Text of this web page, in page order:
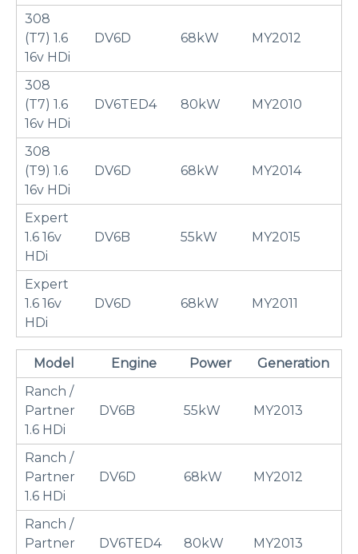
308
(T7) 1.6
16v HDi
DV6D 68kW MY2012
308
(T7) 1.6
16v HDi
DV6TED4 80kW MY2010
308
(T9) 1.6
16v HDi
DV6D 68kW MY2014
Expert
1.6 16v
HDi
DV6B 55kW MY2015
Expert
1.6 16v
HDi
DV6D 68kW MY2011
Model Engine Power
Generation
Ranch /
Partner
1.6 HDi
DV6B 55kW MY2013
Ranch /
Partner
1.6 HDi
DV6D 68kW MY2012
Ranch /
Partner
DV6TED4 80kW MY2013